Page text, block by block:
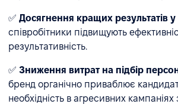
✅ Досягнення кращих результатів у
співробітники підвищують
результативність.
✅ Зниження витрат на підбір
бренд органічно приваблює
необхідність в агресивних кампаніях